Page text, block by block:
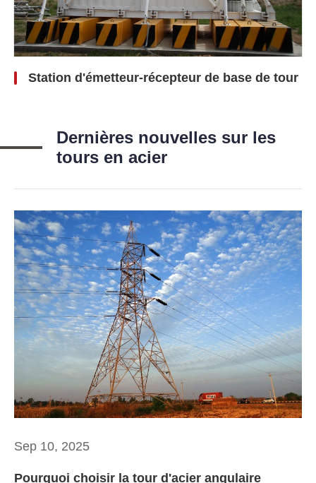
Station d'émetteur-récepteur de base de tour
Dernières nouvelles sur les
tours en acier
Sep 10, 2025
Pourquoi choisir la tour d'acier angulaire